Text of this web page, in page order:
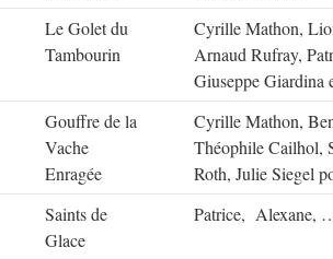
Le Golet du
Tambourin
Cyrille Mathon,
Arnaud Rufray,
Giuseppe Giardina
Gouffre de la
Vache
Enragée
Cyrille Mathon,
Théophile Cailhol,
Roth, Julie Siegel
Saints de
Glace
Patrice, Alexane,